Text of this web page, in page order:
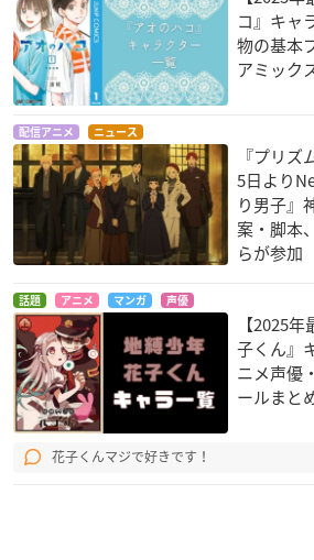
地縛少年花子くん
八尋寧々
まちカドまぞく
千代田桃
ナカノヒトゲノム
【実況中 】
更屋敷カリン
ひとりぼっちの○○
生活
コ』キャ
物の基本
アミック
配信アニメ ニュース
『プリ
5日より
り男子』
案・脚本
らが参加
話題 アニメ マンガ 声優
【2025
子くん』
ニメ声優
ールまと
花子くんマジで好きです！